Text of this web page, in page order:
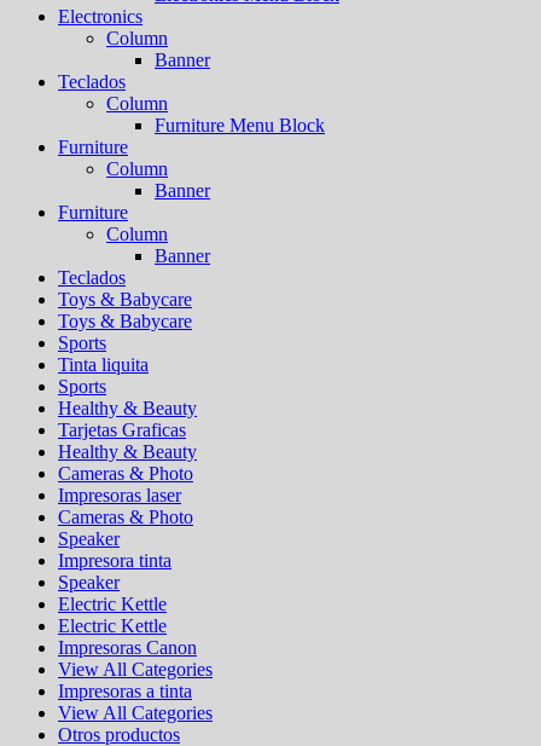
Electronics
Column
Banner
Teclados
Column
Furniture Menu Block
Furniture
Column
Banner
Furniture
Column
Banner
Teclados
Toys & Babycare
Toys & Babycare
Sports
Tinta liquita
Sports
Healthy & Beauty
Tarjetas Graficas
Healthy & Beauty
Cameras & Photo
Impresoras laser
Cameras & Photo
Speaker
Impresora tinta
Speaker
Electric Kettle
Electric Kettle
Impresoras Canon
View All Categories
Impresoras a tinta
View All Categories
Otros productos